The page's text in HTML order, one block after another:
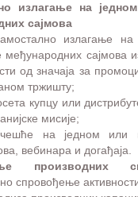
излагање на
сајмова​​
излагање на
међународних сајмова
од значаја за
тржишту;
купцу или
мисије;
на једном или
вебинара и догађаја.
производних
спровођење